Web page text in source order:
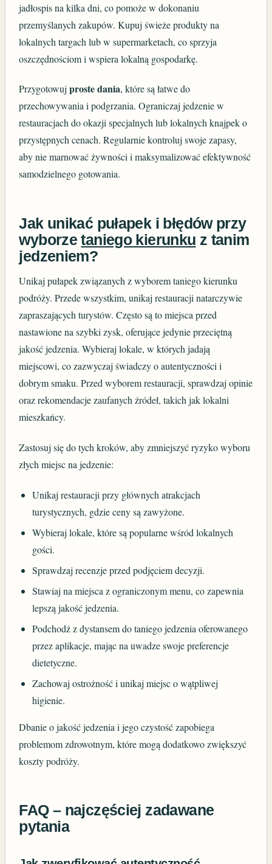
jadłospis na kilka dni, co pomoże w dokonaniu
przemyślanych zakupów. Kupuj świeże produkty na
lokalnych targach lub w supermarketach, co sprzyja
oszczędnościom i wspiera lokalną gospodarkę.
Przygotowujproste dania, które są łatwe do
przechowywania i podgrzania. Ograniczaj jedzenie w
restauracjach do okazji specjalnych lub lokalnych knajpek o
przystępnych cenach. Regularnie kontroluj swoje zapasy,
aby nie marnować żywności i maksymalizować efektywność
samodzielnego gotowania.
Jak unikać pułapek i błędów przy
wyborzetaniego kierunku z tanim
jedzeniem?
Unikaj pułapek związanych z wyborem taniego kierunku
podróży. Przede wszystkim, unikaj restauracji natarczywie
zapraszających turystów. Często są to miejsca przed
nastawione na szybki zysk, oferujące jedynie przeciętną
jakość jedzenia. Wybieraj lokale, w których jadają
miejscowi, co zazwyczaj świadczy o autentyczności i
dobrym smaku. Przed wyborem restauracji, sprawdzaj opinie
oraz rekomendacje zaufanych źródeł, takich jak lokalni
mieszkańcy.
Zastosuj się do tych kroków, aby zmniejszyć ryzyko wyboru
złych miejsc na jedzenie:
Unikaj restauracji przy głównych atrakcjach
turystycznych, gdzie ceny są zawyżone.
Wybieraj lokale, które są popularne wśród lokalnych
gości.
Sprawdzaj recenzje przed podjęciem decyzji.
Stawiaj na miejsca z ograniczonym menu, co zapewnia
lepszą jakość jedzenia.
Podchodź z dystansem do taniego jedzenia oferowanego
przez aplikacje, mając na uwadze swoje preferencje
dietetyczne.
Zachowaj ostrożność i unikaj miejsc o wątpliwej
higienie.
Dbanie o jakość jedzenia i jego czystość zapobiega
problemom zdrowotnym, które mogą dodatkowo zwiększyć
koszty podróży.
FAQ – najczęściej zadawane
pytania